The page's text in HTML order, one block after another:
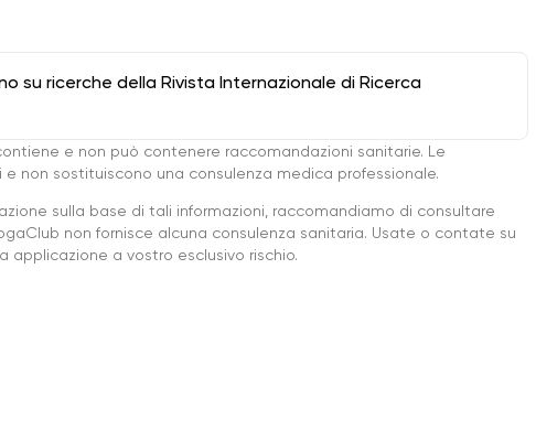
su ricerche della Rivista Internazionale di Ricerca
e non può contenere raccomandazioni sanitarie. Le
non sostituiscono una consulenza medica professionale.
sulla base di tali informazioni, raccomandiamo di consultare
non fornisce alcuna consulenza sanitaria. Usate o contate su
applicazione a vostro esclusivo rischio.